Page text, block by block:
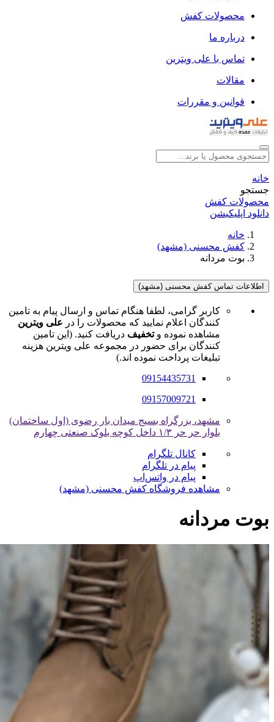
محصولات کفش
درباره ما
تماس با علی ویترین
مقالات
قوانین و مقررات
خانه
جستجو
محصولات کفش
دانلود اپلیکیشن
خانه
کفش محسنی (مشهد)
بوت مردانه
اطلاعات تماس کفش محسنی (مشهد)
کاربر گرامی، لطفا هنگام تماس و ارسال پیام به تامین
کنندگان اعلام نمایید که محصولات را در علی ویترین
مشاهده نموده وتخفیف دریافت کنید. (این تامین
کنندگان برای حضور در مجموعه علی ویترین هزینه
تبلیغات پرداخت نموده اند.)
09154435731
09157009721
مشهد، بزرگراه بسیج میدان بار رضوی (اول ساختمان)
بلوار حر حر ۱/۳ داخل کوچه بلوک صنعتی چهارم
کانال تلگرام
پیام در تلگرام
پیام در واتس‌اپ
مشاهده فروشگاه کفش محسنی (مشهد)
بوت مردانه